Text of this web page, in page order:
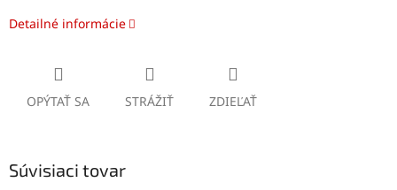
Detailné informácie
OPÝTAŤ SA STRÁŽIŤ ZDIEĽAŤ
Súvisiaci tovar